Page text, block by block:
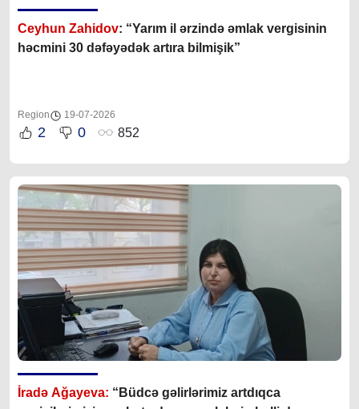
Ceyhun Zahidov: “Yarım il ərzində əmlak vergisinin
həcmini 30 dəfəyədək artıra bilmişik”
Region 19-07-2026
2 0 852
İradə Ağayeva: “Büdcə gəlirlərimiz artdıqca